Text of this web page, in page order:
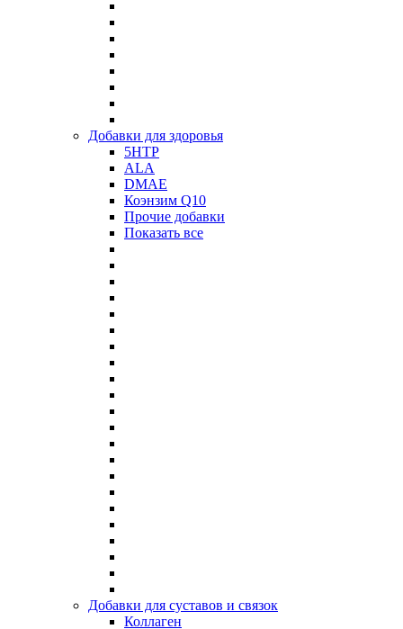
Добавки для здоровья
5HTP
ALA
DMAE
Коэнзим Q10
Прочие добавки
Показать все
Добавки для суставов и связок
Коллаген